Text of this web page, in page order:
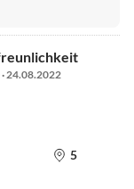
24.08.2022
5